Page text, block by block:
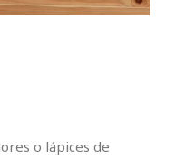
o lápices de